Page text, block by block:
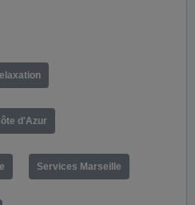
d'Azur
Services Marseille